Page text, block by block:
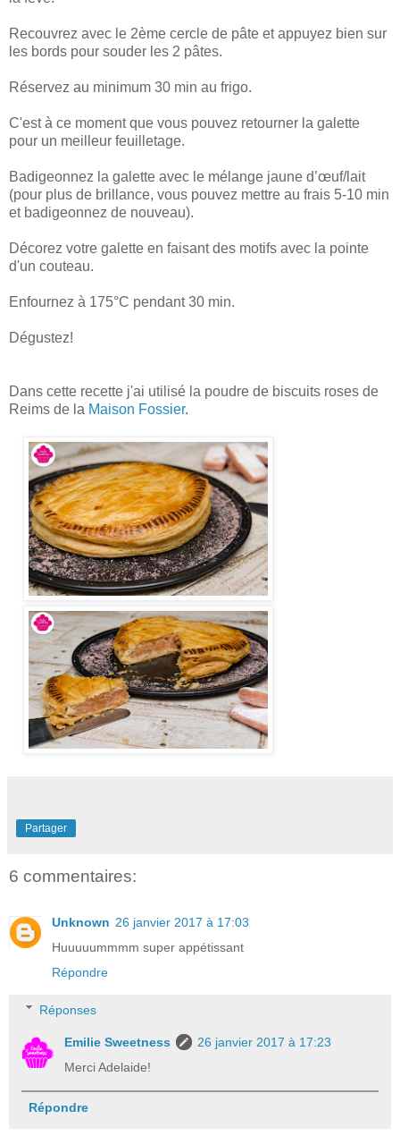
Recouvrez avec le 2ème cercle de pâte et appuyez bien sur
les bords pour souder les 2 pâtes.
Réservez au minimum 30 min au frigo.
C'est à ce moment que vous pouvez retourner la galette
pour un meilleur feuilletage.
Badigeonnez la galette avec le mélange jaune d’œuf/lait
(pour plus de brillance, vous pouvez mettre au frais 5-10 min
et badigeonnez de nouveau).
Décorez votre galette en faisant des motifs avec la pointe
d'un couteau.
Enfournez à 175°C pendant 30 min.
Dégustez!
Dans cette recette j'ai utilisé la poudre de biscuits roses de
Reims de la Maison Fossier.
Partager
6 commentaires:
Unknown 26 janvier 2017 à 17:03
Huuuuummmm super appétissant
Répondre
Réponses
Emilie Sweetness
26 janvier 2017 à 17:23
Merci Adelaide!
Répondre